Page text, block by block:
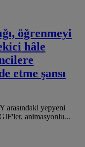
öğrenmeyi
hâle
etme şansı
arasındaki yepyeni
animasyonlu...